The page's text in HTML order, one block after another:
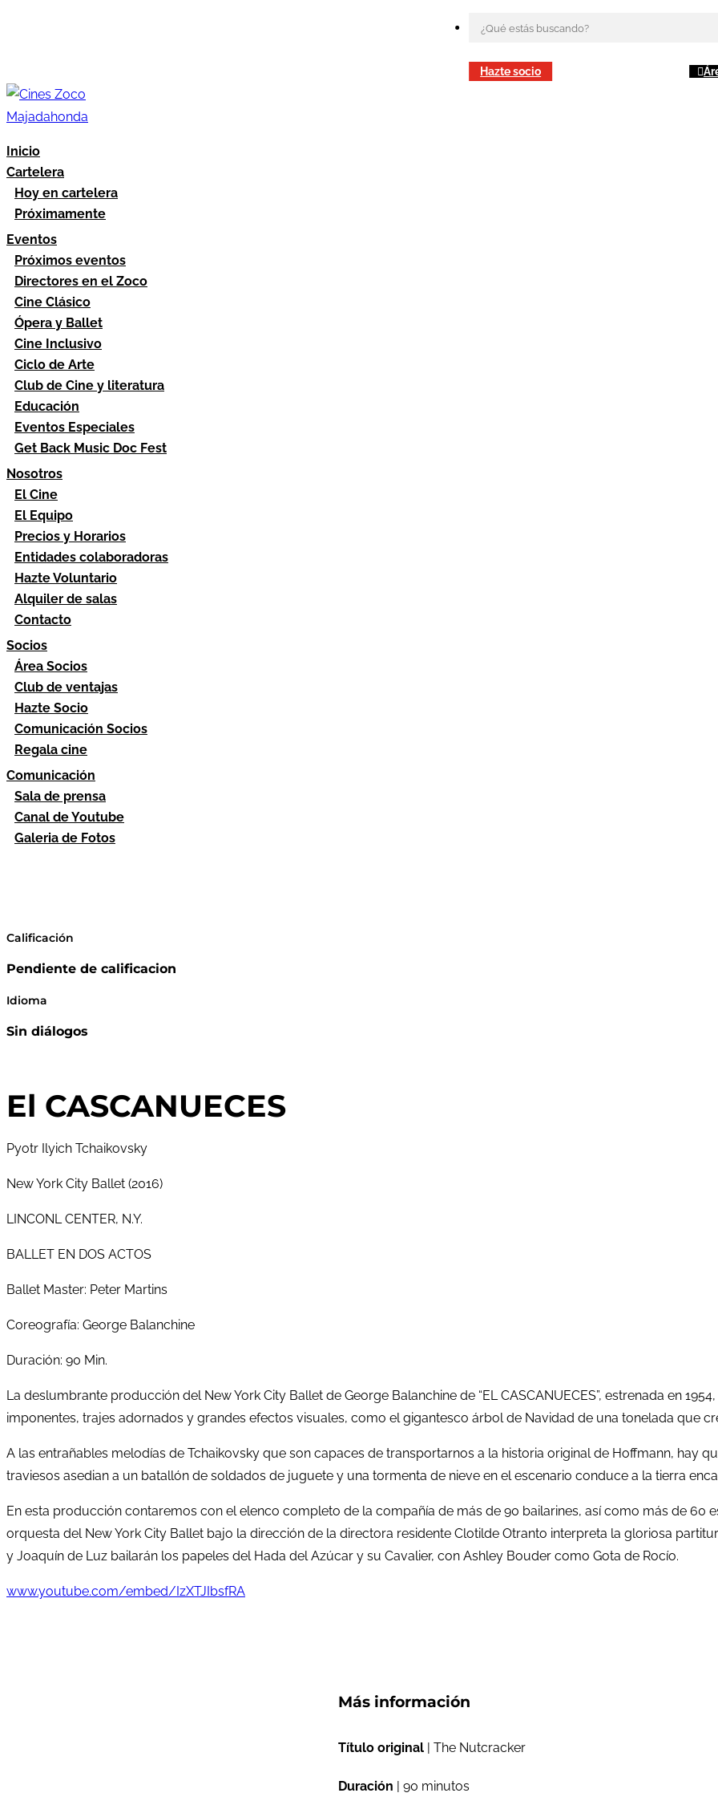
Hazte socio
Inicio
Cartelera
Hoy en cartelera
Próximamente
Eventos
Próximos eventos
Directores en el Zoco
Cine Clásico
Ópera y Ballet
Cine Inclusivo
Ciclo de Arte
Club de Cine y literatura
Educación
Eventos Especiales
Get Back Music Doc Fest
Nosotros
El Cine
El Equipo
Precios y Horarios
Entidades colaboradoras
Hazte Voluntario
Alquiler de salas
Contacto
Socios
Área Socios
Club de ventajas
Hazte Socio
Comunicación Socios
Regala cine
Comunicación
Sala de prensa
Canal de Youtube
Galeria de Fotos
Calificación
Pendiente de calificacion
Idioma
Sin diálogos
El CASCANUECES
Pyotr Ilyich Tchaikovsky
New York City Ballet (2016)
LINCONL CENTER, N.Y.
BALLET EN DOS ACTOS
Ballet Master: Peter Martins
Coreografía: George Balanchine
Duración: 90 Min.
La deslumbrante producción del New York City Ballet de George Balanchine de “EL CASCANUECES”, estrenada en
imponentes, trajes adornados y grandes efectos visuales, como el gigantesco árbol de Navidad de una tonelada que
A las entrañables melodías de Tchaikovsky que son capaces de transportarnos a la historia original de Hoffmann, hay
traviesos asedian a un batallón de soldados de juguete y una tormenta de nieve en el escenario conduce a la tierra
En esta producción contaremos con el elenco completo de la compañía de más de 90 bailarines, así como más de 60
orquesta del New York City Ballet bajo la dirección de la directora residente Clotilde Otranto interpreta la gloriosa
y Joaquín de Luz bailarán los papeles del Hada del Azúcar y su Cavalier, con Ashley Bouder como Gota de Rocío.
www.youtube.com/embed/IzXTJIbsfRA
Más información
Título original | The Nutcracker
Duración | 90 minutos